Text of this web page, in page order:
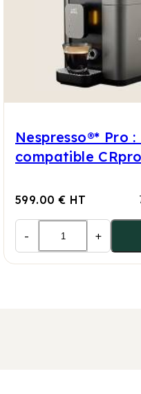
Nespresso®* Pro
compatible
599.00 € HT
- +